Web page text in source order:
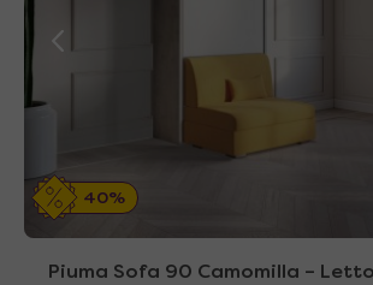
40%
Piuma Sofa 90 Camomilla –